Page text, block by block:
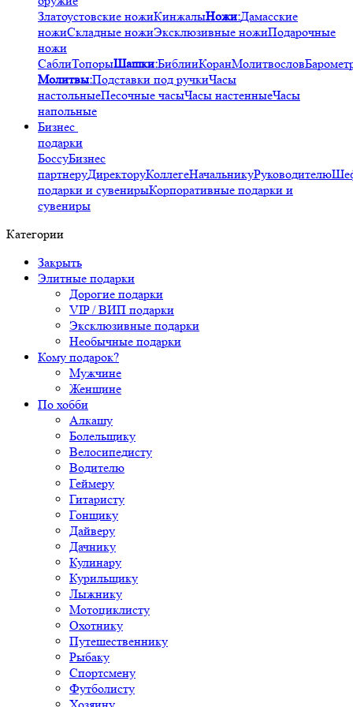
Златоустовские ножиКинжалыНожи:Дамасские
ножиСкладные ножиЭксклюзивные ножиПодарочные
ножи
СаблиТопорыШашки:БиблииКоранМолитвослов
Молитвы:Подставки под ручкиЧасы
настольныеПесочные часыЧасы настенныеЧасы
напольные
Бизнес
подарки
БоссуБизнес
партнеруДиректоруКоллегеНачальникуРуководителю
подарки и сувенирыКорпоративные подарки и
сувениры
Категории
Закрыть
Элитные подарки
Дорогие подарки
VIP / ВИП подарки
Эксклюзивные подарки
Необычные подарки
Кому подарок?
Мужчине
Женщине
По хобби
Алкашу
Болельщику
Велосипедисту
Водителю
Геймеру
Гитаристу
Гонщику
Дайверу
Дачнику
Кулинару
Курильщику
Лыжнику
Мотоциклисту
Охотнику
Путешественнику
Рыбаку
Спортсмену
Футболисту